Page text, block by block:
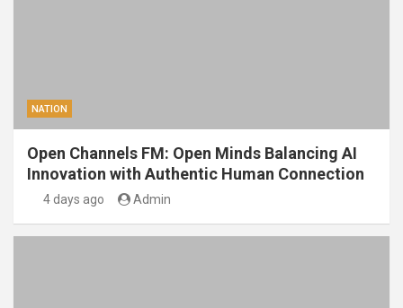
NATION
Open Channels FM: Open Minds Balancing AI
Innovation with Authentic Human Connection
4 days ago Admin